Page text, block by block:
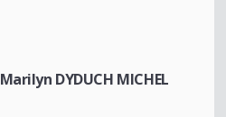
Marilyn DYDUCH MICHEL